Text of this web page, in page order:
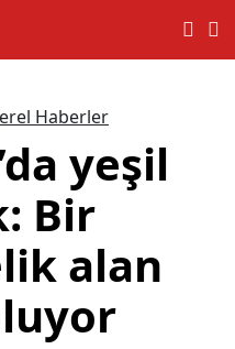
Haberler
yeşil
Bir
alan